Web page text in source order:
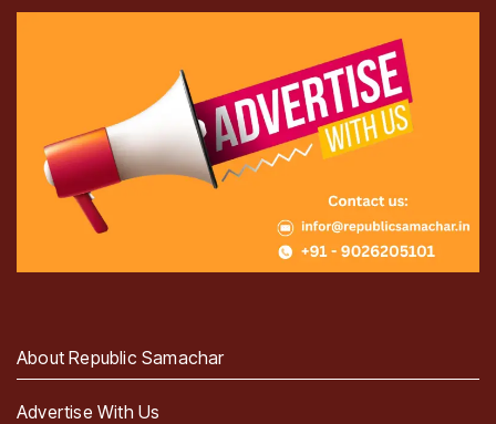
About Republic Samachar
Advertise With Us